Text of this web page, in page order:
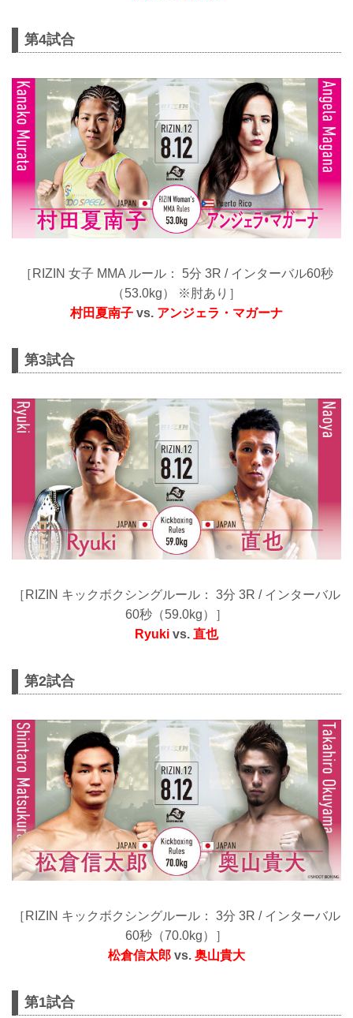
第4試合
［RIZIN 女子 MMA ルール： 5分 3R / インターバル60秒
（53.0kg） ※肘あり］
村田夏南子 vs. アンジェラ・マガーナ
第3試合
［RIZIN キックボクシングルール： 3分 3R / インターバル
60秒（59.0kg）］
Ryuki vs. 直也
第2試合
［RIZIN キックボクシングルール： 3分 3R / インターバル
60秒（70.0kg）］
松倉信太郎 vs. 奥山貴大
第1試合